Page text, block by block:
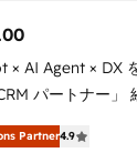
CRM. Zero
➤
run your
service wired
Layer
× AI Agent × DX
トナー」 経営課題と現場業
ネイティブ・エー
Eliteの実装力で
Partner4.9